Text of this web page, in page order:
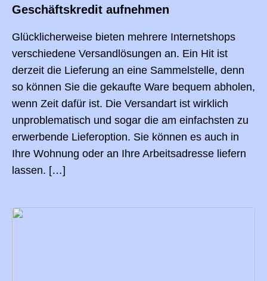
Geschäftskredit aufnehmen
Glücklicherweise bieten mehrere Internetshops
verschiedene Versandlösungen an. Ein Hit ist
derzeit die Lieferung an eine Sammelstelle, denn
so können Sie die gekaufte Ware bequem abholen,
wenn Zeit dafür ist. Die Versandart ist wirklich
unproblematisch und sogar die am einfachsten zu
erwerbende Lieferoption. Sie können es auch in
Ihre Wohnung oder an Ihre Arbeitsadresse liefern
lassen. […]